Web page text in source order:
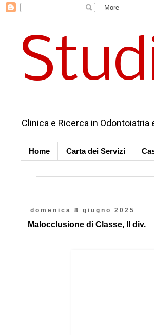
Clinica e Ricerca in Odontoiatria
Home Carta dei Servizi
domenica 8 giugno 2025
Malocclusione di Classe, II div.